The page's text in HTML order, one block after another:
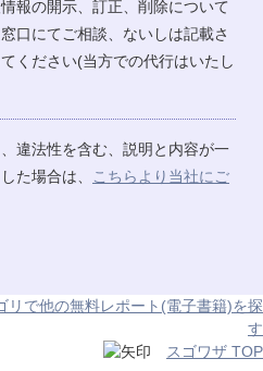
報の開示、訂正、削除について
口にてご相談、ないしは記載さ
ください(当方での代行はいたし
違法性を含む、説明と内容が一
た場合は、
こちらより当社にご
リで他の無料レポート(電子書籍)を探
す
スゴワザ TOP